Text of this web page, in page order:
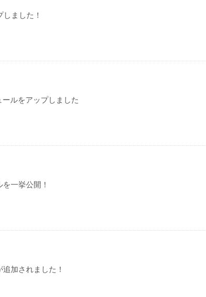
ました！
ルをアップしました
一挙公開！
加されました！